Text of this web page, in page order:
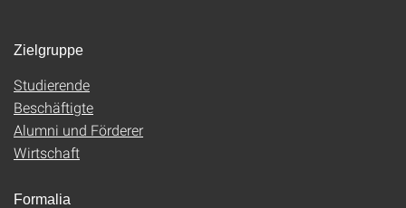
Zielgruppe
Studierende
Beschäftigte
Alumni und Förderer
Wirtschaft
Formalia